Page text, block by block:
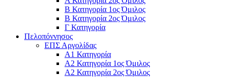
Β Κατηγορία 1ος Όμιλος
Β Κατηγορία 2ος Όμιλος
Γ Κατηγορία
Πελοπόννησος
ΕΠΣ Αργολίδας
Α1 Κατηγορία
Α2 Κατηγορία 1ος Όμιλος
Α2 Κατηγορία 2ος Όμιλος